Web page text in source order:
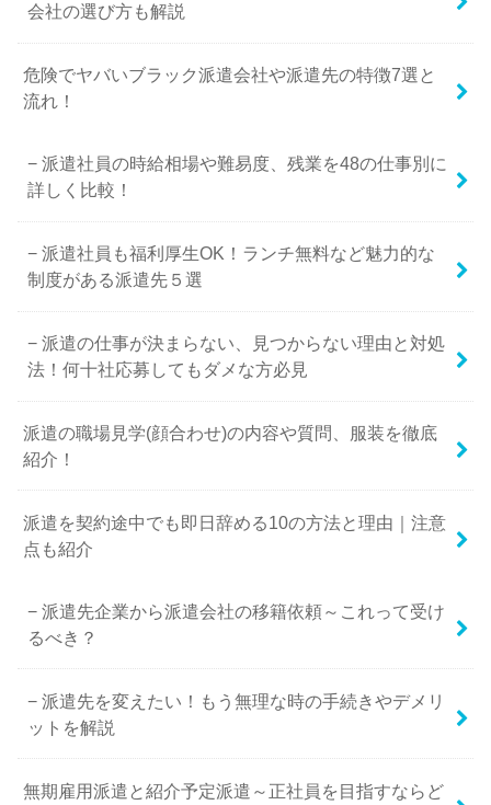
会社の選び方も解説
危険でヤバいブラック派遣会社や派遣先の特徴7選と
流れ！
派遣社員の時給相場や難易度、残業を48の仕事別に
詳しく比較！
派遣社員も福利厚生OK！ランチ無料など魅力的な
制度がある派遣先５選
派遣の仕事が決まらない、見つからない理由と対処
法！何十社応募してもダメな方必見
派遣の職場見学(顔合わせ)の内容や質問、服装を徹底
紹介！
派遣を契約途中でも即日辞める10の方法と理由｜注意
点も紹介
派遣先企業から派遣会社の移籍依頼～これって受け
るべき？
派遣先を変えたい！もう無理な時の手続きやデメリ
ットを解説
無期雇用派遣と紹介予定派遣～正社員を目指すならど